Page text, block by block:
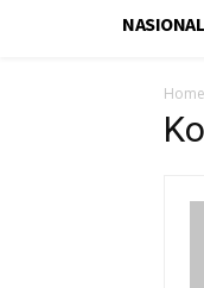
NASIONAL
Home